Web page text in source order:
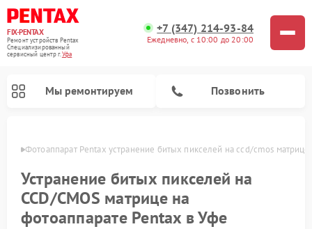
FIX-PENTAX
Ремонт устройств Pentax
Специализированный
cервисный центр г.Уфа
+7 (347) 214-93-84
Ежедневно, с 10:00 до 20:00
Мы ремонтируем Позвонить
Уфе Фотоаппарат Pentax устранение битых пикселей на ccd/cmos матрице
Устранение битых пикселей на
CCD/CMOS матрице на
фотоаппарате Pentax в Уфе